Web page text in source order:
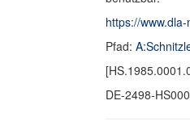
https://
Pfad:
DE-2498-